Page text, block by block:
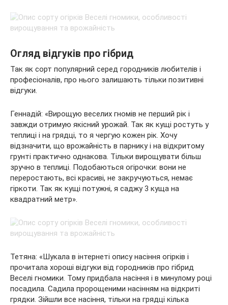
Огляд відгуків про гібрид
Так як сорт популярний серед городників любителів і
професіоналів, про нього залишають тільки позитивні
відгуки.
Геннадій: «Вирощую веселих гномів не перший рік і
завжди отримую якісний урожай. Так як кущі ростуть у
теплиці і на грядці, то я чергую кожен рік. Хочу
відзначити, що врожайність в парнику і на відкритому
грунті практично однакова. Тільки вирощувати більш
зручно в теплиці. Подобаються огірочки: вони не
переростають, всі красиві, не закручуються, немає
гіркоти. Так як кущі потужні, я саджу 3 куща на
квадратний метр».
Тетяна: «Шукала в інтернеті опису насіння огірків і
прочитала хороші відгуки від городників про гібрид
Веселі гномики. Тому придбала насіння і в минулому році
посадила. Садила пророщеними насінням на відкриті
грядки. Зійшли все насіння, тільки на грядці кілька